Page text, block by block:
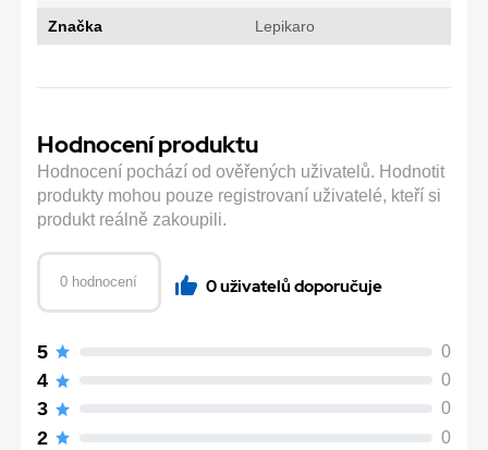
Značka Lepikaro
Hodnocení produktu
Hodnocení pochází od ověřených uživatelů. Hodnotit
produkty mohou pouze registrovaní uživatelé, kteří si
produkt reálně zakoupili.
0 hodnocení 0 uživatelů doporučuje
5 0
4 0
3 0
2 0